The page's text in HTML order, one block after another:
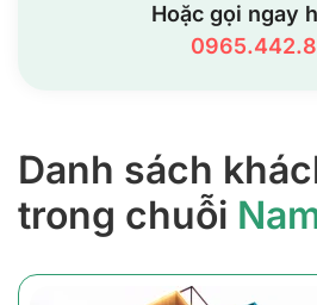
Hoặc gọi ngay
Danh sách
trong chuỗi